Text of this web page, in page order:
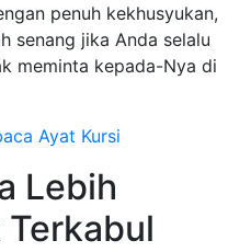
penuh kekhusyukan,
senang jika Anda selalu
meminta kepada-Nya di
Ayat Kursi
Lebih